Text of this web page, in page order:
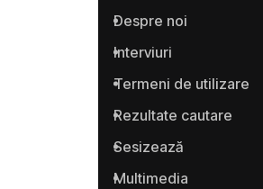
Despre noi
Interviuri
Termeni de utilizare
Rezultate cautare
Sesizează
Multimedia